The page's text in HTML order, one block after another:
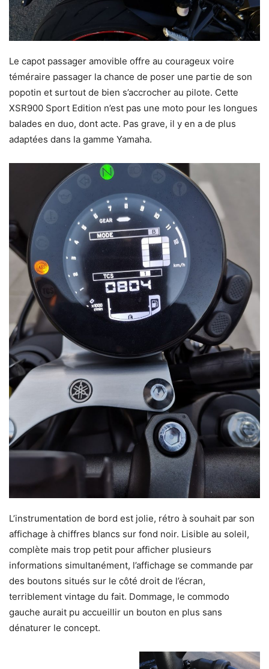
Le capot passager amovible offre au courageux voire
téméraire passager la chance de poser une partie de son
popotin et surtout de bien s’accrocher au pilote. Cette
XSR900 Sport Edition n’est pas une moto pour les longues
balades en duo, dont acte. Pas grave, il y en a de plus
adaptées dans la gamme Yamaha.
L’instrumentation de bord est jolie, rétro à souhait par son
affichage à chiffres blancs sur fond noir. Lisible au soleil,
complète mais trop petit pour afficher plusieurs
informations simultanément, l’affichage se commande par
des boutons situés sur le côté droit de l’écran,
terriblement vintage du fait. Dommage, le commodo
gauche aurait pu accueillir un bouton en plus sans
dénaturer le concept.